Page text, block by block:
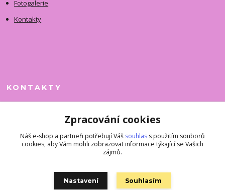
Fotogalerie
Kontakty
KONTAKTY
+420 731 390 323
superkousky@jetovmode.cz
Zpracování cookies
Náš e-shop a partneři potřebují Váš souhlas s použitím souborů
cookies, aby Vám mohli zobrazovat informace týkající se Vašich
zájmů.
Nastavení Souhlasím